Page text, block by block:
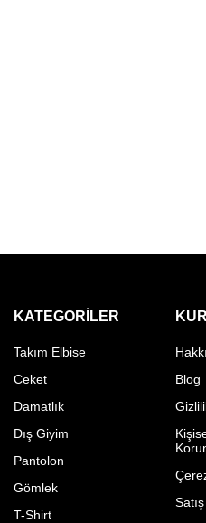
KATEGORILER
Takım Elbise
Ceket
Damatlık
Dış Giyim
Pantolon
Gömlek
T-Shirt
Blog